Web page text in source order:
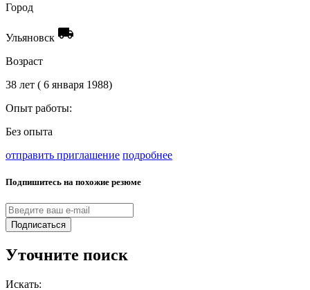
Город
Ульяновск local_shipping
Возраст
38 лет ( 6 января 1988)
Опыт работы:
Без опыта
отправить приглашение подробнее
Подпишитесь на похожие резюме
Подписаться
Уточните поиск
Искать: